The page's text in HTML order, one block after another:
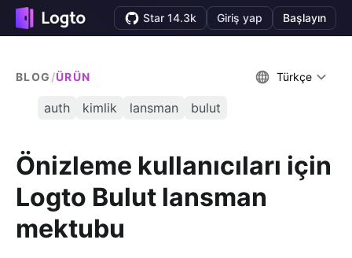
Star 14.3k Giriş yap Başlayın
BLOG /ÜRÜN Türkçe
auth kimlik lansman bulut
Önizleme kullanıcıları için
Logto Bulut lansman
mektubu